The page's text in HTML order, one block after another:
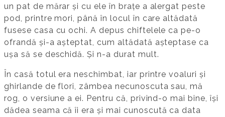
un pat de mărar și cu ele în brațe a alergat peste
pod, printre mori, până în locul în care altădată
fusese casa cu ochi. A depus chiftelele ca pe-o
ofrandă și-a așteptat, cum altădată așteptase ca
ușa să se deschidă. Și n-a durat mult.
În casă totul era neschimbat, iar printre voaluri și
ghirlande de flori, zâmbea necunoscuta sau, mă
rog, o versiune a ei. Pentru că, privind-o mai bine, își
dădea seama că îi era și mai cunoscută ca data